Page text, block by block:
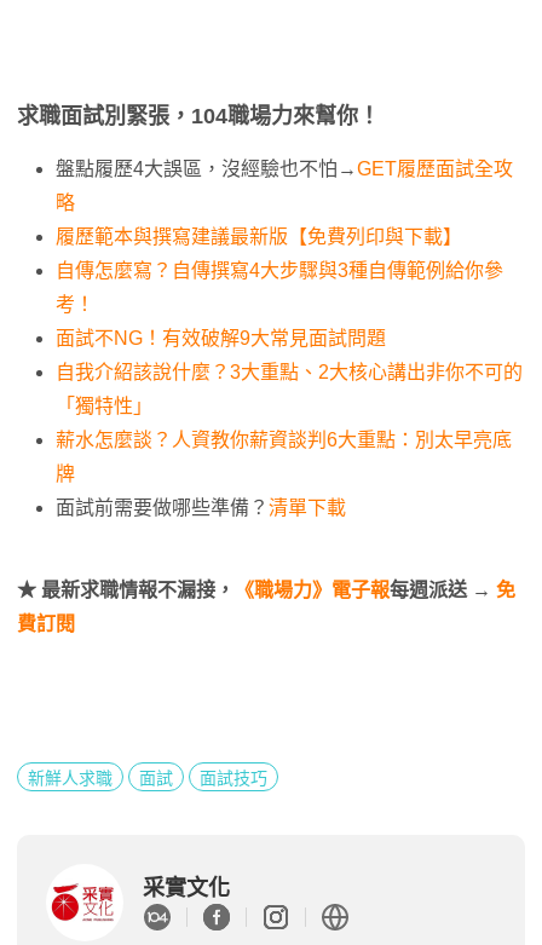
求職面試別緊張，104職場力來幫你！
盤點履歷4大誤區，沒經驗也不怕→GET履歷面試全攻
略
履歷範本與撰寫建議最新版【免費列印與下載】
自傳怎麼寫？自傳撰寫4大步驟與3種自傳範例給你參
考！
面試不NG！有效破解9大常見面試問題
自我介紹該說什麼？3大重點、2大核心講出非你不可的
「獨特性」
薪水怎麼談？人資教你薪資談判6大重點：別太早亮底
牌
面試前需要做哪些準備？ 清單下載
★ 最新求職情報不漏接， 《職場力》電子報每週派送 → 免
費訂閱
新鮮人求職 面試 面試技巧
采實文化